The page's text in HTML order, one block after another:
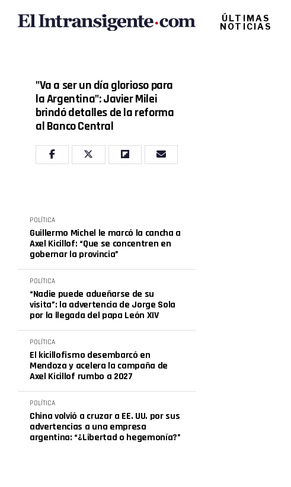
ÚLTIMAS
NOTICIAS
"Va a ser un día glorioso para
la Argentina": Javier Milei
brindó detalles de la reforma
al Banco Central
POLÍTICA
Guillermo Michel le marcó la cancha a
Axel Kicillof: “Que se concentren en
gobernar la provincia”
POLÍTICA
“Nadie puede adueñarse de su
visita”: la advertencia de Jorge Sola
por la llegada del papa León XIV
POLÍTICA
El kicillofismo desembarcó en
Mendoza y acelera la campaña de
Axel Kicillof rumbo a 2027
POLÍTICA
China volvió a cruzar a EE. UU. por sus
advertencias a una empresa
argentina: “¿Libertad o hegemonía?”